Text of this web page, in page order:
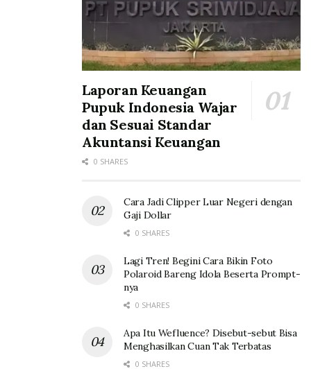
Laporan Keuangan
Pupuk Indonesia Wajar
dan Sesuai Standar
Akuntansi Keuangan
0 SHARES
Cara Jadi Clipper Luar Negeri dengan
Gaji Dollar
0 SHARES
Lagi Tren! Begini Cara Bikin Foto
Polaroid Bareng Idola Beserta Prompt-
nya
0 SHARES
Apa Itu Wefluence? Disebut-sebut Bisa
Menghasilkan Cuan Tak Terbatas
0 SHARES